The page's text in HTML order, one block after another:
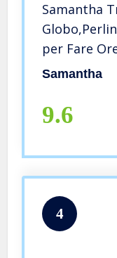
Samantha
per Fare
16mm (50
Samantha
9.6
4